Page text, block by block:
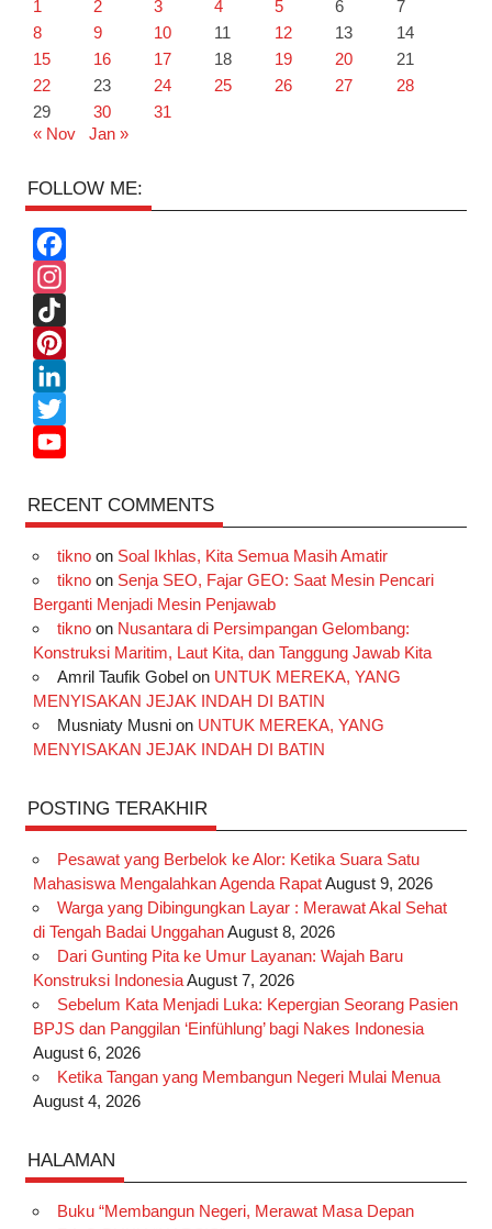
1 2 3 4 5 6
7
8
9 10 11 12 13
14
15
16 17 18 19 20
21
22
23 24 25 26 27
28
29
30
31
« Nov
Jan »
FOLLOW ME:
F
a
c
e
b
o
k
n
s
t
a
r
m
T
k
T
k
P
n
e
e
s
t
L
k
d
I
n
T
i
t
e
r
o
T
u
b
e
RECENT COMMENTS
tiknoon Soal Ikhlas, Kita Semua Masih Amatir
tiknoon Senja SEO, Fajar GEO: Saat Mesin Pencari
Berganti Menjadi Mesin Penjawab
tiknoon Nusantara di Persimpangan Gelombang:
Konstruksi Maritim, Laut Kita, dan Tanggung Jawab Kita
Amril Taufik Gobelon UNTUK MEREKA, YANG
MENYISAKAN JEJAK INDAH DI BATIN
Musniaty Musnion UNTUK MEREKA, YANG
MENYISAKAN JEJAK INDAH DI BATIN
POSTING TERAKHIR
Pesawat yang Berbelok ke Alor: Ketika Suara Satu
Mahasiswa Mengalahkan Agenda RapatAugust 9, 2026
Warga yang Dibingungkan Layar : Merawat Akal Sehat
di Tengah Badai UnggahanAugust 8, 2026
Dari Gunting Pita ke Umur Layanan: Wajah Baru
Konstruksi IndonesiaAugust 7, 2026
Sebelum Kata Menjadi Luka: Kepergian Seorang Pasien
BPJS dan Panggilan ‘Einfühlung’ bagi Nakes Indonesia
August 6, 2026
Ketika Tangan yang Membangun Negeri Mulai Menua
August 4, 2026
HALAMAN
Buku “Membangun Negeri, Merawat Masa Depan